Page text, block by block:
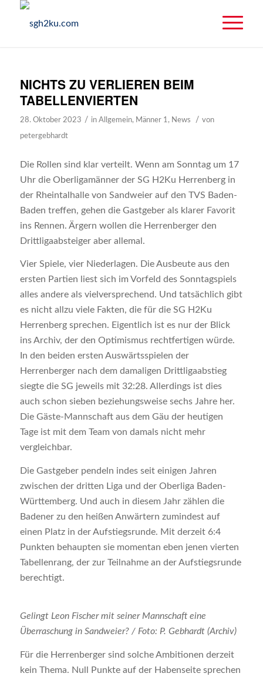
NICHTS ZU VERLIEREN BEIM
TABELLENVIERTEN
28. Oktober 2023 / in Allgemein, Männer 1, News / von
petergebhardt
Die Rollen sind klar verteilt. Wenn am Sonntag um 17
Uhr die Oberligamänner der SG H2Ku Herrenberg in
der Rheintalhalle von Sandweier auf den TVS Baden-
Baden treffen, gehen die Gastgeber als klarer Favorit
ins Rennen. Ärgern wollen die Herrenberger den
Drittligaabsteiger aber allemal.
Vier Spiele, vier Niederlagen. Die Ausbeute aus den
ersten Partien liest sich im Vorfeld des Sonntagspiels
alles andere als vielversprechend. Und tatsächlich gibt
es nicht allzu viele Fakten, die für die SG H2Ku
Herrenberg sprechen. Eigentlich ist es nur der Blick
ins Archiv, der den Optimismus rechtfertigen würde.
In den beiden ersten Auswärtsspielen der
Herrenberger nach dem damaligen Drittligaabstieg
siegte die SG jeweils mit 32:28. Allerdings ist dies
auch schon sieben beziehungsweise sechs Jahre her.
Die Gäste-Mannschaft aus dem Gäu der heutigen
Tage ist mit dem Team von damals nicht mehr
vergleichbar.
Die Gastgeber pendeln indes seit einigen Jahren
zwischen der dritten Liga und der Oberliga Baden-
Württemberg. Und auch in diesem Jahr zählen die
Badener zu den heißen Anwärtern zumindest auf
einen Platz in der Aufstiegsrunde. Mit derzeit 6:4
Punkten behaupten sie momentan eben jenen vierten
Tabellenrang, der zur Teilnahme an der Aufstiegsrunde
berechtigt.
Gelingt Leon Fischer mit seiner Mannschaft eine
Überraschung in Sandweier? / Foto: P. Gebhardt (Archiv)
Für die Herrenberger sind solche Ambitionen derzeit
kein Thema. Null Punkte auf der Habenseite sprechen